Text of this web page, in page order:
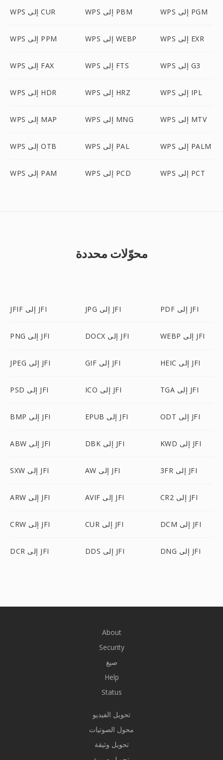
WPS إلى CUR WPS إلى PBM WPS إلى PGM
WPS إلى PPM WPS إلى WEBP WPS إلى EXR
WPS إلى FAX WPS إلى FTS WPS إلى G3
WPS إلى HDR WPS إلى HRZ WPS إلى IPL
WPS إلى MAP WPS إلى MNG WPS إلى MTV
WPS إلى OTB WPS إلى PAL WPS إلى PALM
WPS إلى PAM WPS إلى PCD WPS إلى PCT
محوّلات محددة
JFIF إلى JFI JPG إلى JFI PDF إلى JFI
PNG إلى JFI DOCX إلى JFI WEBP إلى JFI
JPEG إلى JFI GIF إلى JFI HEIC إلى JFI
PSD إلى JFI ICO إلى JFI TGA إلى JFI
BMP إلى JFI EPUB إلى JFI ODT إلى JFI
ABW إلى JFI DBK إلى JFI KWD إلى JFI
SXW إلى JFI AW إلى JFI 3FR إلى JFI
ARW إلى JFI AVIF إلى JFI CR2 إلى JFI
CRW إلى JFI CUR إلى JFI DCM إلى JFI
DCR إلى JFI DDS إلى JFI DNG إلى JFI
About
Security
صيغ
Help
Status
تحويل الفيديو
محول الصوتيات
تحويل وثيقة